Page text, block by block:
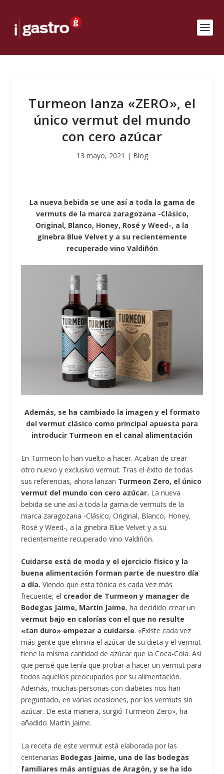
Turmeon lanza «ZERO», el
único vermut del mundo
con cero azúcar
13 mayo, 2021 | Blog
La nueva bebida se une así a toda la gama de
vermuts de la marca zaragozana -Clásico,
Original, Blanco, Honey, Rosé y Weed-, a la
ginebra Blue Velvet y a su recientemente
recuperado vino Valdiñón
Además, se ha cambiado la imagen y el formato
del vermut clásico como principal apuesta para
introducir Turmeon en el canal alimentación
En Turmeon lo han vuelto a hacer. Acaban de crear
otro nuevo y exclusivo vermut. Tras el éxito de todas
sus referencias, ahora lanzan Turmeon Zero, el único
vermut del mundo con cero azúcar. La nueva
bebida se une así a toda la gama de vermuts de la
marca zaragozana -Clásico, Original, Blanco, Honey,
Rosé y Weed-, a la ginebra Blue Velvet y a su
recientemente recuperado vino Valdiñón.
Cuidarse está de moda y el ejercicio físico y la
buena alimentación forman parte de nuestro día
a día. Viendo que esta tónica es cada vez más
frecuente, el creador de Turmeon y manager de
Bodegas Jaime, Martín Jaime, ha decidido crear un
vermut bajo en calorías con el que no resulte
«tan duro» empezar a cuidarse. «Existe cada vez
más gente que elimina el azúcar de su dieta y el vermut
tiene la misma cantidad de azúcar que la Coca-Cola. Así
que pensé que tenía que probar a hacer un vermut para
todos aquellos preocupados por su alimentación.
Además, muchas personas con diabetes nos han
preguntado, en varias ocasiones, por los vermuts sin
azúcar. De esta manera, surgió Turmeon Zero», ha
añadido Martín Jaime.
La receta de este vermut está elaborada por las
centenarias Bodegas Jaime, una de las bodegas
familiares más antiguas de Aragón, y se ha ido